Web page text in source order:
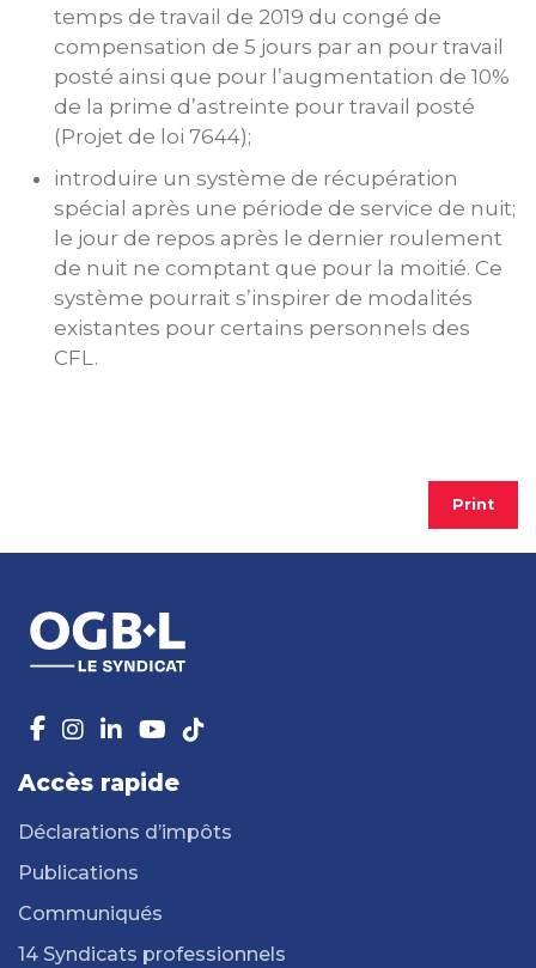
temps de travail de 2019 du congé de
compensation de 5 jours par an pour travail
posté ainsi que pour l’augmentation de 10%
de la prime d’astreinte pour travail posté
(Projet de loi 7644);
introduire un système de récupération
spécial après une période de service de nuit;
le jour de repos après le dernier roulement
de nuit ne comptant que pour la moitié. Ce
système pourrait s’inspirer de modalités
existantes pour certains personnels des
CFL.
Print
Accès rapide
Déclarations d’impôts
Publications
Communiqués
14 Syndicats professionnels